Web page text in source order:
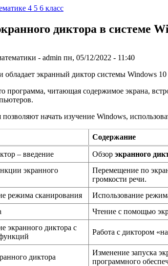
4
диктора в системе
- admin пн, 05/12/2022 - 11:40
экранный диктор системы Windows 10
программа, читающая содержимое экрана,
начать изучение Windows,
Содержание
– введение Обзор экранного
экранного
Перемещение по
громкости речи.
режима сканирования
Использование
Чтение с помощью
экранного диктора с
Работа с диктором
диктора
Изменение запуска
программного